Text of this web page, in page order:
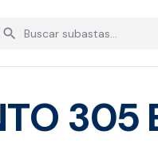
search
305